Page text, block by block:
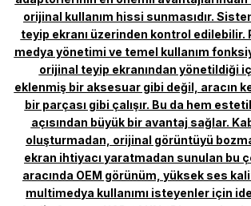
orijinal kullanım hissi sunmasıdır.
teyip ekranı üzerinden kontrol edilebilir.
medya yönetimi ve temel kullanım
orijinal teyip ekranından yönetildiği
eklenmiş bir aksesuar gibi değil, aracın
bir parçası gibi çalışır. Bu da hem
açısından büyük bir avantaj sağlar.
oluşturmadan, orijinal görüntüyü
ekran ihtiyacı yaratmadan sunulan bu
aracında OEM görünüm, yüksek ses
multimedya kullanımı isteyenler için